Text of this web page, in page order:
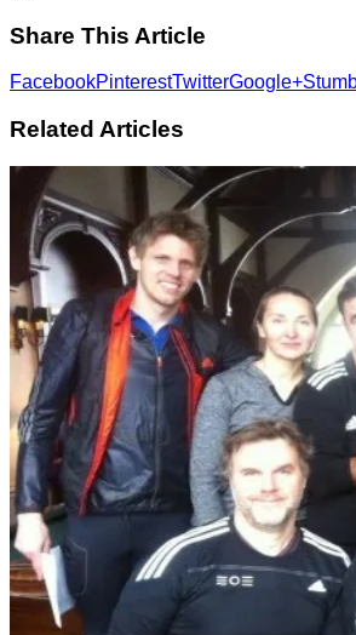
Share This Article
FacebookPinterestTwitterGoogle+
Related Articles